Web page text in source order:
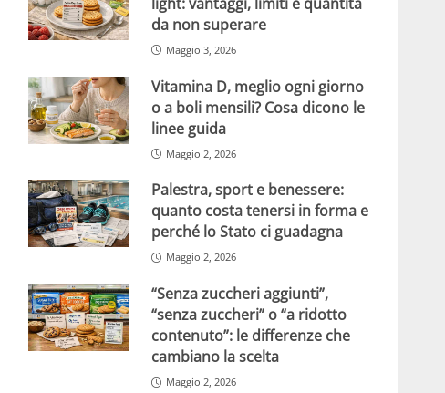
da non superare
Maggio 3, 2026
Vitamina D, meglio ogni giorno
o a boli mensili? Cosa dicono le
linee guida
Maggio 2, 2026
Palestra, sport e benessere:
quanto costa tenersi in forma e
perché lo Stato ci guadagna
Maggio 2, 2026
“Senza zuccheri aggiunti”,
“senza zuccheri” o “a ridotto
contenuto”: le differenze che
cambiano la scelta
Maggio 2, 2026